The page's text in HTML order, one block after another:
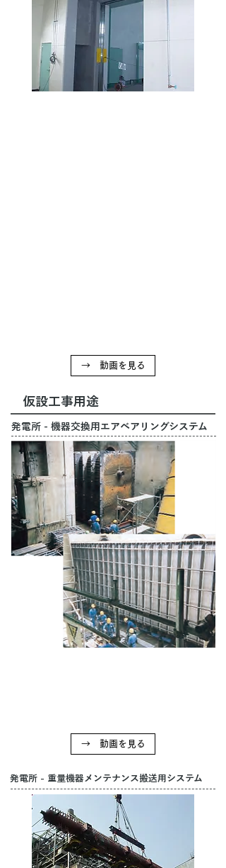
→ 動画を見る
仮設工事用途
発電所 - 機器交換用エアベアリングシステム
→ 動画を見る
発電所 - 重量機器メンテナンス搬送用システム